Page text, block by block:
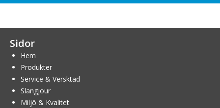
Sidor
Hem
Produkter
Service & Versktad
Slangjour
Miljö & Kvalitet